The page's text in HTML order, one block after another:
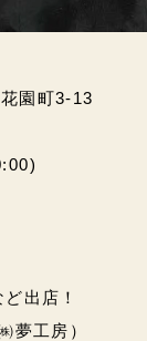
園町3-13
出店！
夢工房）